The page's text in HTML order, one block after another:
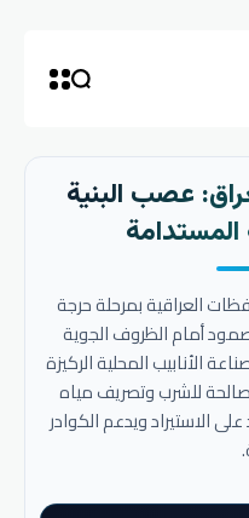
عصب البنية
المستدامة
العراقية بمرحلة حرجة
أمام الظروف الجوية
الأنابيب المحلية الركيزة
للشرب وتصريف مياه
الاستيراد ويدعم الكوادر